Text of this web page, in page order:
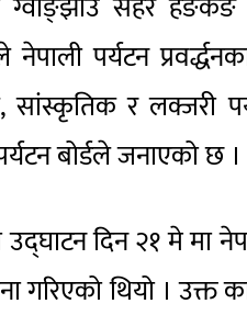
पर्यटन
सांस्कृतिक र लक्जरी
बोर्डले जनाएको छ ।
दिन २१ मे मा
गरिएको थियो । उक्त